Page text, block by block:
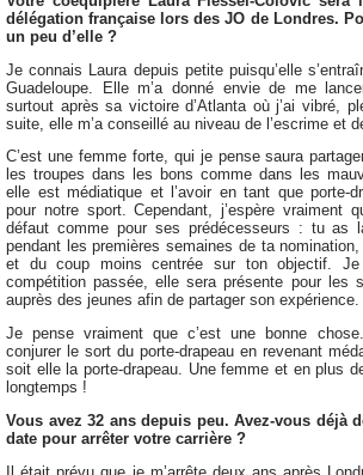
délégation française lors des JO de Londres.
un peu d’elle ?
Je connais Laura depuis petite puisqu’elle
Guadeloupe. Elle m’a donné envie de me
surtout après sa victoire d’Atlanta où j’ai vibré,
suite, elle m’a conseillé au niveau de l’escrime et
C’est une femme forte, qui je pense saura
les troupes dans les bons comme dans les
elle est médiatique et l’avoir en tant que porte-
pour notre sport. Cependant, j’espère vraiment
défaut comme pour ses prédécesseurs : tu as
pendant les premières semaines de ta
et du coup moins centrée sur ton objectif. Je
compétition passée, elle sera présente pour les
auprès des jeunes afin de partager son expérience.
Je pense vraiment que c’est une bonne
conjurer le sort du porte-drapeau en revenant
soit elle la porte-drapeau. Une femme et en plus
longtemps !
Vous avez 32 ans depuis peu. Avez-vous déjà
date pour arrêter votre carrière ?